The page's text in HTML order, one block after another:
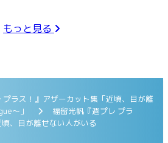
もっと見る
ラス！』アザーカット集「近頃、目が離
〜」
福留光帆『週プレ プラ
、目が離せない人がいる